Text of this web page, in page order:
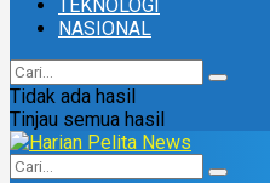
TEKNOLOGI
NASIONAL
Tidak ada hasil
Tinjau semua hasil